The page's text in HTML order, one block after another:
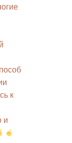
к
и